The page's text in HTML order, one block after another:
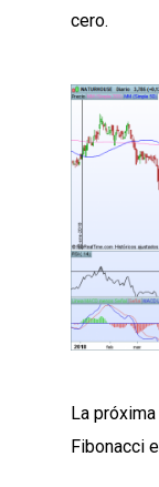
cero.
La
Fibonacci